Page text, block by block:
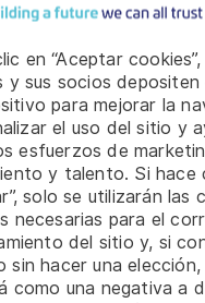
en “Aceptar
y sus socios depositen
para mejorar la
el uso del sitio y
esfuerzos de
y talento. Si hace
solo se utilizarán las
necesarias para el
del sitio y, si
sin hacer una
como una negativa a
Guardar